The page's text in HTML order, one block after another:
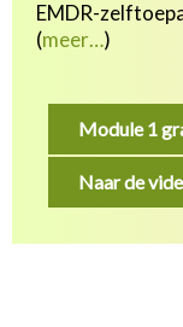
EMDR-
(meer…)
Module 1
Naar de